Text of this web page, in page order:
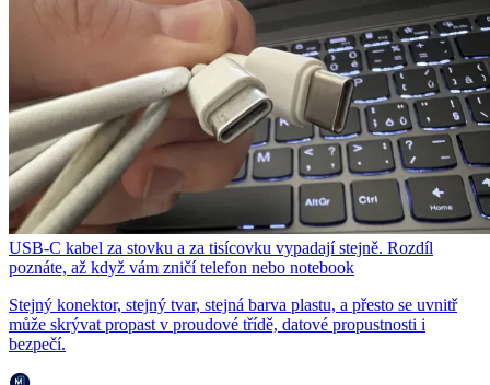
USB-C kabel za stovku a za tisícovku vypadají stejně. Rozdíl
poznáte, až když vám zničí telefon nebo notebook
Stejný konektor, stejný tvar, stejná barva plastu, a přesto se uvnitř
může skrývat propast v proudové třídě, datové propustnosti i
bezpečí.